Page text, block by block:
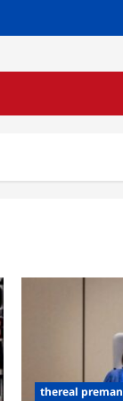
thereal preman